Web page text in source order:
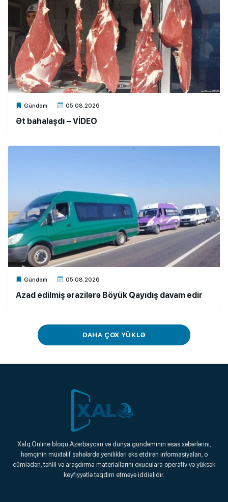
Gündəm 05.08.2026
Xalq.Online
Ət bahalaşdı – VİDEO
Gündəm 05.08.2026
Xalq.Online
Azad edilmiş ərazilərə Böyük Qayıdış davam edir
DAHA ÇOX YÜKLƏ
Xalq.Online
Onlayn Platforma
Xalq.Online bloqu Azərbaycan və dünya gündəminin əsas xəbərlərini,
həmçinin müxtəlif sahələrdə yenilikləri əks etdirən informasiyaları, o
cümlədən, təhlil və araşdırma materiallarını oxuculara operativ və yüksək
keyfiyyətlə təqdim etməyə iddialıdır.